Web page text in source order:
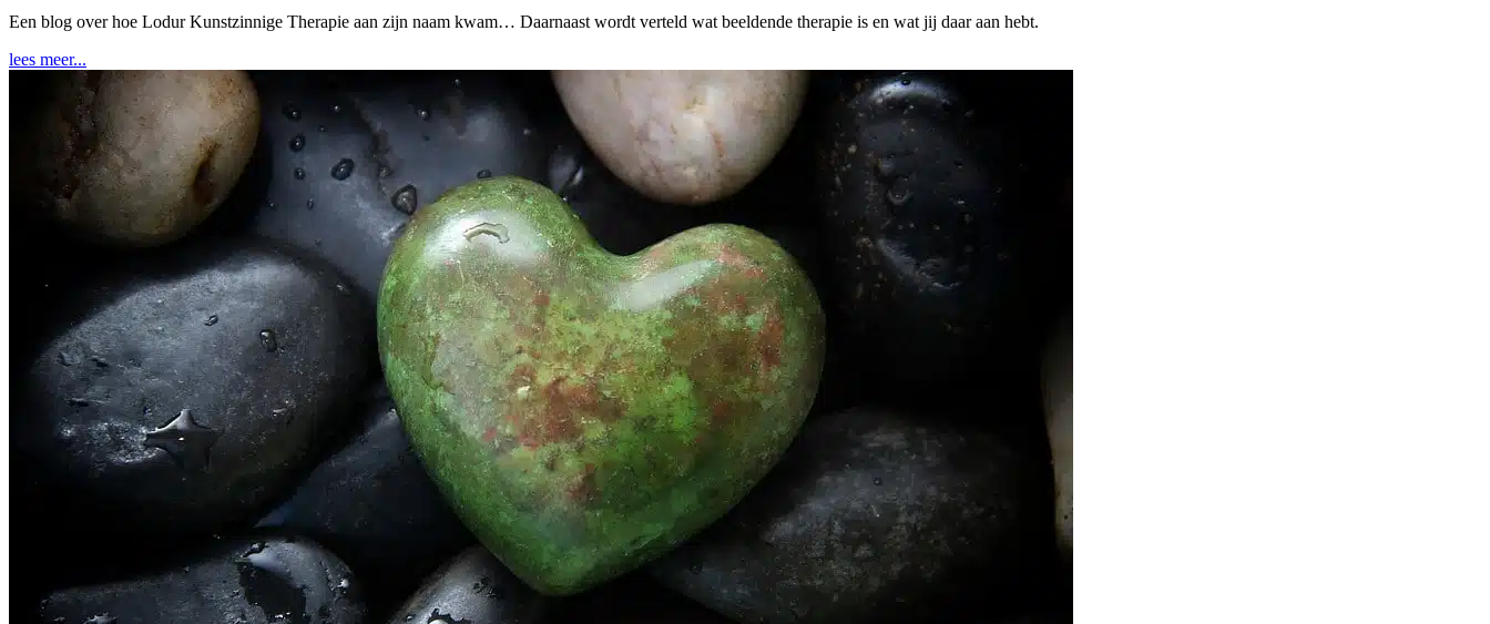
Een blog over hoe Lodur Kunstzinnige Therapie aan zijn naam kwam… Daarnaast wordt verteld wat beeldende therapie is en wat jij daar aan hebt.
lees meer...